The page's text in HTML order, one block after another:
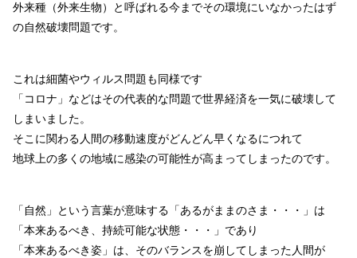
外来種（外来生物）と呼ばれる今までその環境にいなかったはず
の自然破壊問題です。
これは細菌やウィルス問題も同様です
「コロナ」などはその代表的な問題で世界経済を一気に破壊して
しまいました。
そこに関わる人間の移動速度がどんどん早くなるにつれて
地球上の多くの地域に感染の可能性が高まってしまったのです。
「自然」という言葉が意味する「あるがままのさま・・・」は
「本来あるべき、持続可能な状態・・・」であり
「本来あるべき姿」は、そのバランスを崩してしまった人間が